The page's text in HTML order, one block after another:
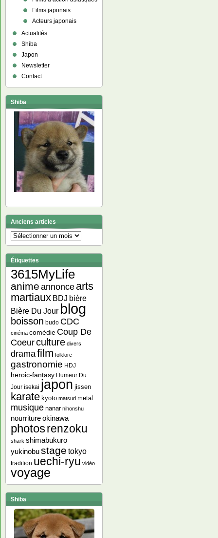
Films japonais
Acteurs japonais
Actualités
Shiba
Japon
Newsletter
Contact
Shiba
Anciens articles
Anciens
articles
Étiquettes
3615MyLife
anime annonce arts
martiaux BDJ bière
Bière Du Jour blog
boisson budo CDC
cinéma comédie Coup De
Coeurculture divers
dramafilm folklore
gastronomie HDJ
heroic-fantasy Humeur Du
Jour isekai japon jissen
karate kyoto matsuri metal
musique nanar nihonshu
nourritureokinawa
photosrenzoku
shark shimabukuro
yukinobustage tokyo
tradition uechi-ryu vidéo
voyage
Shiba